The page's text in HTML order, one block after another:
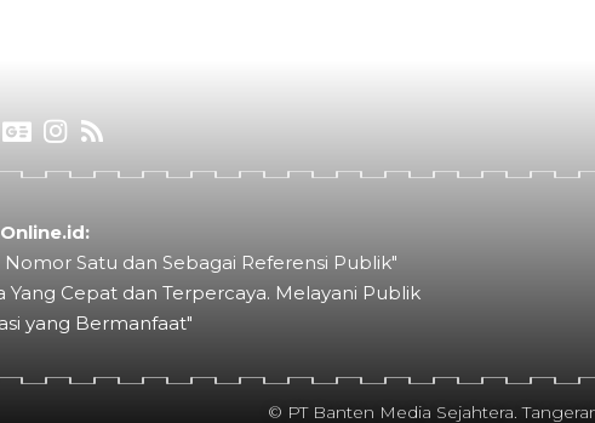
Satu dan Sebagai Referensi Publik"
Yang Cepat dan Terpercaya. Melayani Publik
yang Bermanfaat"
© PT Banten Media Sejahtera.